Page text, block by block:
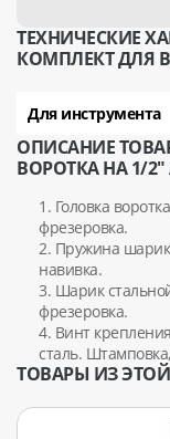
ТЕХНИЧЕСКИЕ
КОМПЛЕКТ ДЛЯ
Для инструмента
ОПИСАНИЕ
ВОРОТКА НА 1/
1. Головка
фрезеровка.
2. Пружина
навивка.
3. Шарик
фрезеровка.
4. Винт
сталь.
ТОВАРЫ ИЗ